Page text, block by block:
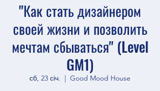
"Как стать дизайнером
своей жизни и позволить
мечтам сбываться" (Level
GM1)
сб, 23 січ.
  |
Good Mood House